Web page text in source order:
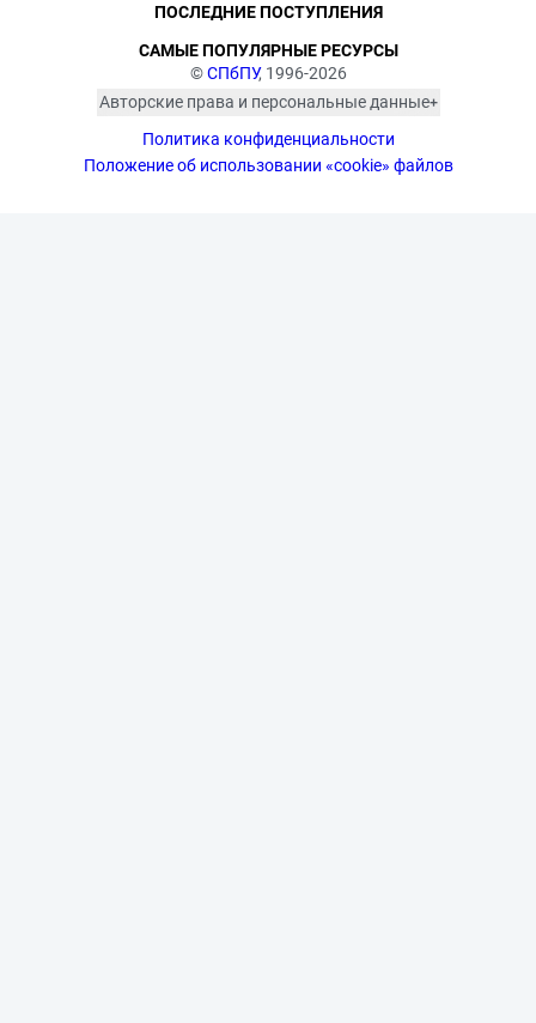
©СПбПУ, 1996-2026
Авторские права и персональные данные
изображённых лиц в соответствии
с требованиями законодательства
Политика конфиденциальности
Положение об использовании «cookie» файлов
ПОСЛЕДНИЕ ПОСТУПЛЕНИЯ
САМЫЕ ПОПУЛЯРНЫЕ РЕСУРСЫ